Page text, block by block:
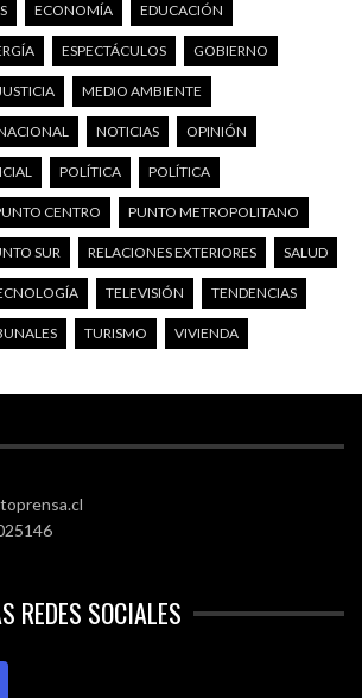
ECONOMÍA EDUCACIÓN
ESPECTÁCULOS GOBIERNO
MEDIO AMBIENTE
NOTICIAS OPINIÓN
POLÍTICA POLÍTICA
CENTRO PUNTO METROPOLITANO
SUR RELACIONES EXTERIORES SALUD
TELEVISIÓN TENDENCIAS
TURISMO VIVIENDA
REDES SOCIALES